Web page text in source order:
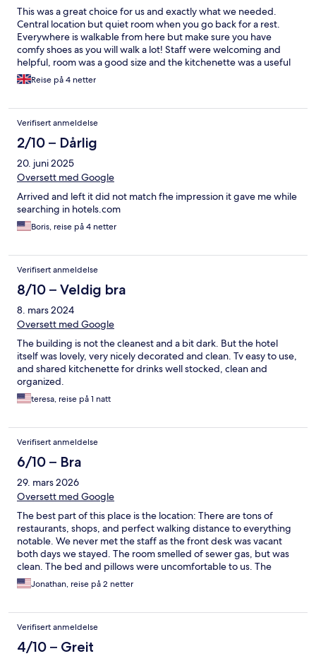
This was a great choice for us and exactly what we needed.
Central location but quiet room when you go back for a rest.
Everywhere is walkable from here but make sure you have
comfy shoes as you will walk a lot! Staff were welcoming and
helpful, room was a good size and the kitchenette was a useful
addition. Would definitely recommend staying here.
Reise på 4 netter
Verifisert anmeldelse
2/10 – Dårlig
20. juni 2025
Oversett med Google
Arrived and left it did not match fhe impression it gave me while
searching in hotels.com
Boris, reise på 4 netter
Verifisert anmeldelse
8/10 – Veldig bra
8. mars 2024
Oversett med Google
The building is not the cleanest and a bit dark. But the hotel
itself was lovely, very nicely decorated and clean. Tv easy to use,
and shared kitchenette for drinks well stocked, clean and
organized.
teresa, reise på 1 natt
Verifisert anmeldelse
6/10 – Bra
29. mars 2026
Oversett med Google
The best part of this place is the location: There are tons of
restaurants, shops, and perfect walking distance to everything
notable. We never met the staff as the front desk was vacant
both days we stayed. The room smelled of sewer gas, but was
clean. The bed and pillows were uncomfortable to us. The
entire hotel consists of 4 rooms inside what could best be
described as an apartment. There was no real privacy as our
drop let alone people making coffee or tea. The lounge area
was clean and very nicely stocked with coffee and tea though.
Getting to the “Hotel” was an adventure starting with a short
Jonathan, reise på 2 netter
Verifisert anmeldelse
4/10 – Greit